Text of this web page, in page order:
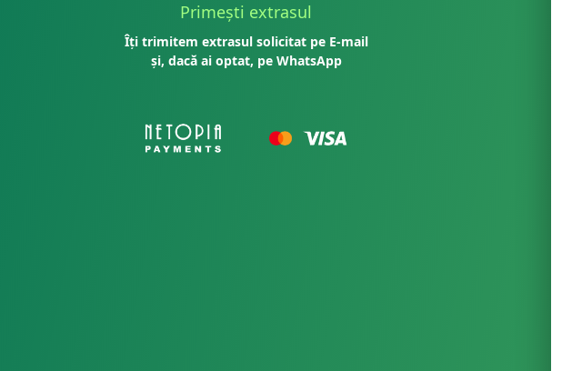
Primești extrasul
Îți trimitem extrasul solicitat pe E-mail
și, dacă ai optat, pe WhatsApp